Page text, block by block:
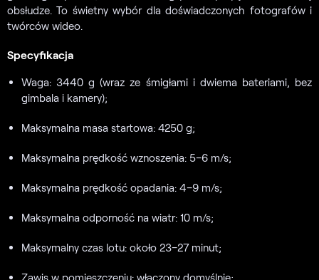
obsłudze. To świetny wybór dla doświadczonych fotografów i
twórców wideo.
Specyfikacja
Waga: 3440 g (wraz ze śmigłami i dwiema bateriami, bez
gimbala i kamery);
Maksymalna masa startowa: 4250 g;
Maksymalna prędkość wznoszenia: 5–6 m/s;
Maksymalna prędkość opadania: 4–9 m/s;
Maksymalna odporność na wiatr: 10 m/s;
Maksymalny czas lotu: około 23–27 minut;
Zawis w pomieszczeniu: włączony domyślnie;